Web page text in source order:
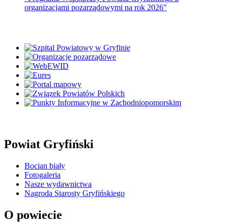
organizacjami pozarządowymi na rok 2026"
Powiat Gryfiński
Bocian biały
Fotogaleria
Nasze wydawnictwa
Nagroda Starosty Gryfińskiego
O powiecie